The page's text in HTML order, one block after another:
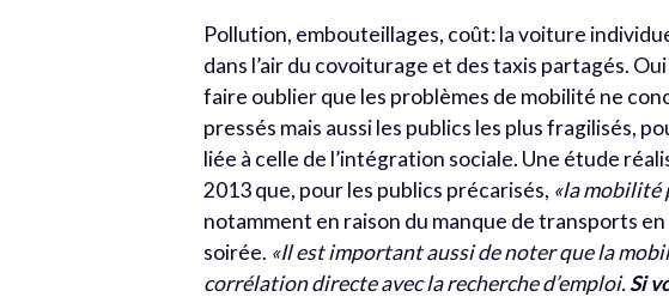
Pollution, embouteillages, coût: la voiture
dans l’air du covoiturage et des taxis partagés.
faire oublier que les problèmes de mobilité ne
pressés mais aussi les publics les plus fragilisés,
liée à celle de l’intégration sociale. Une étude
2013 que, pour les publics précarisés, «la mobilité
notamment en raison du manque de transports
soirée. «Il est important aussi de noter que la
corrélation directe avec la recherche d’emploi.Si